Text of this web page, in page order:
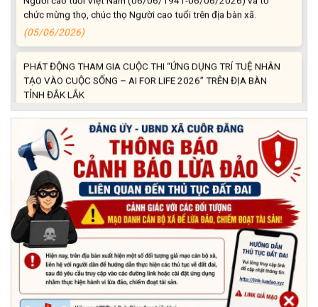
chức mừng thọ, chúc thọ Người cao tuổi trên địa bàn xã.
(05/06/2026)
PHÁT ĐỘNG THAM GIA CUỘC THI “ỨNG DỤNG TRÍ TUỆ NHÂN
TẠO VÀO CUỘC SỐNG – AI FOR LIFE 2026” TRÊN ĐỊA BÀN
TỈNH ĐẮK LẮK
Nhiệt liệt chào mừng Ngày Khoa học, Công nghệ và Đổi mới
sáng tạo Việt Nam 18/5"
(15/05/2026)
Chương trình đối thoại giữa lãnh đạo UBND xã với thanh niên,
thiếu nhi trên địa bàn xã năm 2026
(14/05/2026)
Chương trình kỷ niệm 85 năm ngày thành lập Đội TNTP Hồ Chí
Minh (15/05/1941 – 15/05/2026) và kỷ niệm 136 năm ngày
sinh Chủ tịch Hồ Chí Minh (19/05/1890 – 19/05/2026).